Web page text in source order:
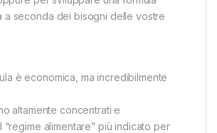
a seconda dei bisogni delle vostre
è economica, ma incredibilmente
altamente concentrati e
“regime alimentare” più indicato per